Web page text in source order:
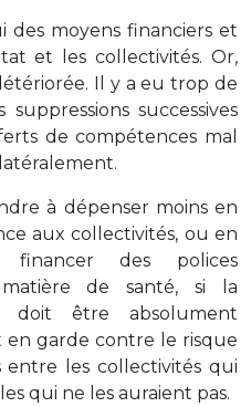
des moyens financiers et
et les collectivités. Or,
Il y a eu trop de
successives
de compétences mal
à dépenser moins en
aux collectivités, ou en
des polices
de santé, si la
doit être absolument
en garde contre le risque
entre les collectivités qui
qui ne les auraient pas.